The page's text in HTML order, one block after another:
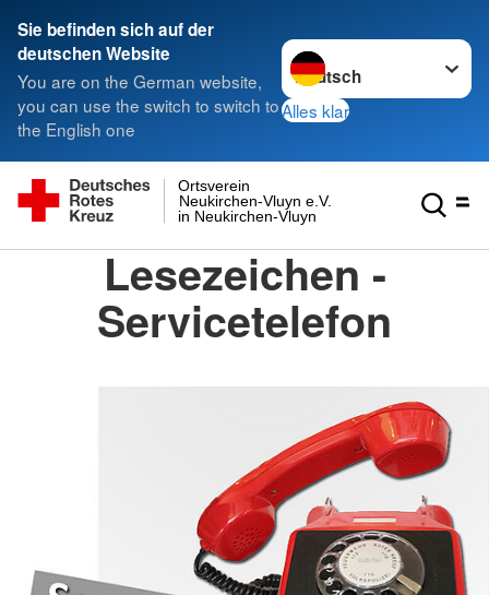
Sie befinden sich auf der
deutschen Website
You are on the German website,
you can use the switch to switch to
the English one
Sprache wechseln zu
Alles klar
in Neukirchen-Vluyn
Neukirchen-Vluyn e.V.
Ortsverein
Lesezeichen -
Servicetelefon